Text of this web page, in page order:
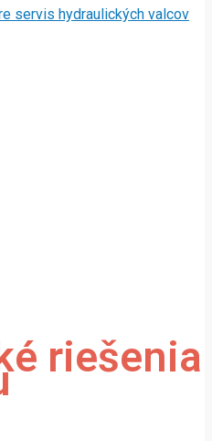
servis hydraulických valcov
riešenia